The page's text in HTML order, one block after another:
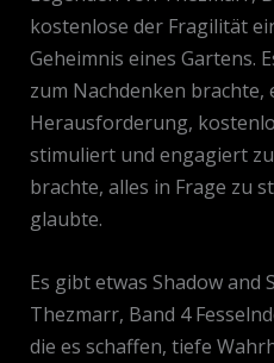
kostenlose der Fragilität
Geheimnis eines Gartens.
zum Nachdenken
Herausforderung,
stimuliert und engagiert
brachte, alles in Frage zu
glaubte.
Es gibt etwas Shadow and
Thezmarr, Band 4
die es schaffen, tiefe